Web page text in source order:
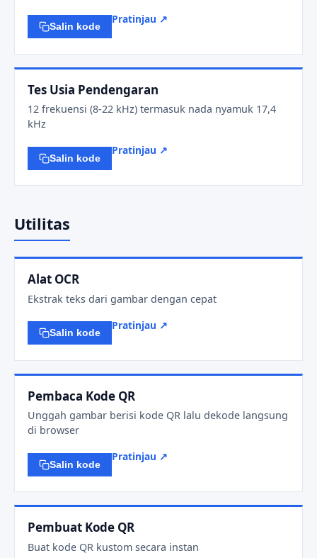
Salin kode
Pratinjau ↗
Tes Usia Pendengaran
12 frekuensi (8-22 kHz) termasuk nada nyamuk 17,4
kHz
Salin kode
Pratinjau ↗
Utilitas
Alat OCR
Ekstrak teks dari gambar dengan cepat
Salin kode
Pratinjau ↗
Pembaca Kode QR
Unggah gambar berisi kode QR lalu dekode langsung
di browser
Salin kode
Pratinjau ↗
Pembuat Kode QR
Buat kode QR kustom secara instan